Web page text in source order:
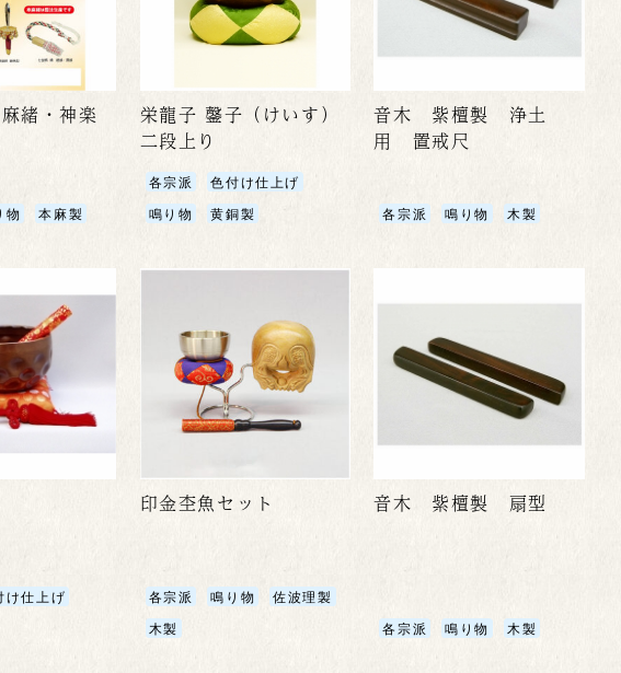
緒・神楽
物 本麻製
栄龍子 鏧子（けいす）
二段上り
各宗派
色付け仕上げ
鳴り物
黄銅製
音木 紫檀製 浄土
用 置戒尺
各宗派 鳴り物 木製
け仕上げ
印金杢魚セット
各宗派 鳴り物
佐波理製
木製
音木 紫檀製 扇型
各宗派 鳴り物 木製